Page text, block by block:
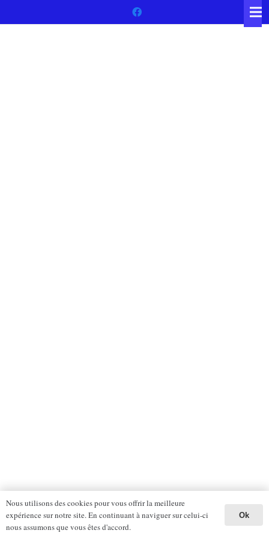
Nous utilisons des cookies pour vous offrir la meilleure
expérience sur notre site. En continuant à naviguer sur celui-ci
nous assumons que vous êtes d'accord.
Ok